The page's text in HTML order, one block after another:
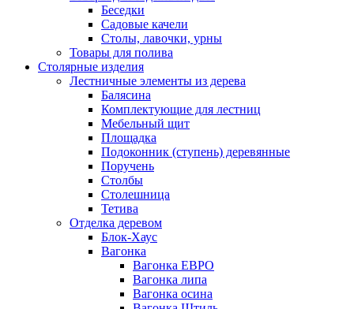
Беседки
Садовые качели
Столы, лавочки, урны
Товары для полива
Столярные изделия
Лестничные элементы из дерева
Балясина
Комплектующие для лестниц
Мебельный щит
Площадка
Подоконник (ступень) деревянные
Поручень
Столбы
Столешница
Тетива
Отделка деревом
Блок-Хаус
Вагонка
Вагонка ЕВРО
Вагонка липа
Вагонка осина